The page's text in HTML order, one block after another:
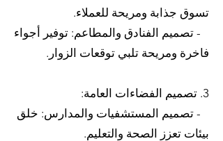
تسوق جذابة ومريحة للعملاء.
- تصميم الفنادق والمطاعم: توفير أجواء
فاخرة ومريحة تلبي توقعات الزوار.
3. تصميم الفضاءات العامة:
- تصميم المستشفيات والمدارس: خلق
بيئات تعزز الصحة والتعليم.